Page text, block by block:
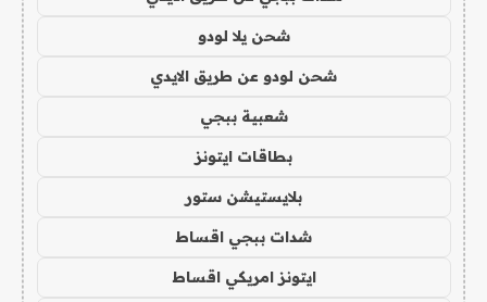
شحن يلا لودو
شحن لودو عن طريق الايدي
شعبية ببجي
بطاقات ايتونز
بلايستيشن ستور
شدات ببجي اقساط
ايتونز امريكي اقساط